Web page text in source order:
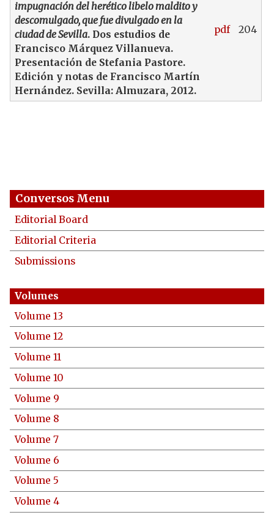
impugnación del herético libelo maldito y
descomulgado, que fue divulgado en la
ciudad de Sevilla. Dos estudios de
Francisco Márquez Villanueva.
Presentación de Stefania Pastore.
Edición y notas de Francisco Martín
Hernández. Sevilla: Almuzara, 2012.
pdf 204
Conversos Menu
Editorial Board
Editorial Criteria
Submissions
Volume 13
Volume 12
Volume 11
Volume 10
Volume 9
Volume 8
Volume 7
Volume 6
Volume 5
Volume 4